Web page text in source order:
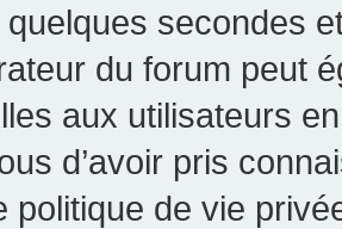
secondes
du forum peut
aux utilisateurs
d’avoir pris
politique de vie